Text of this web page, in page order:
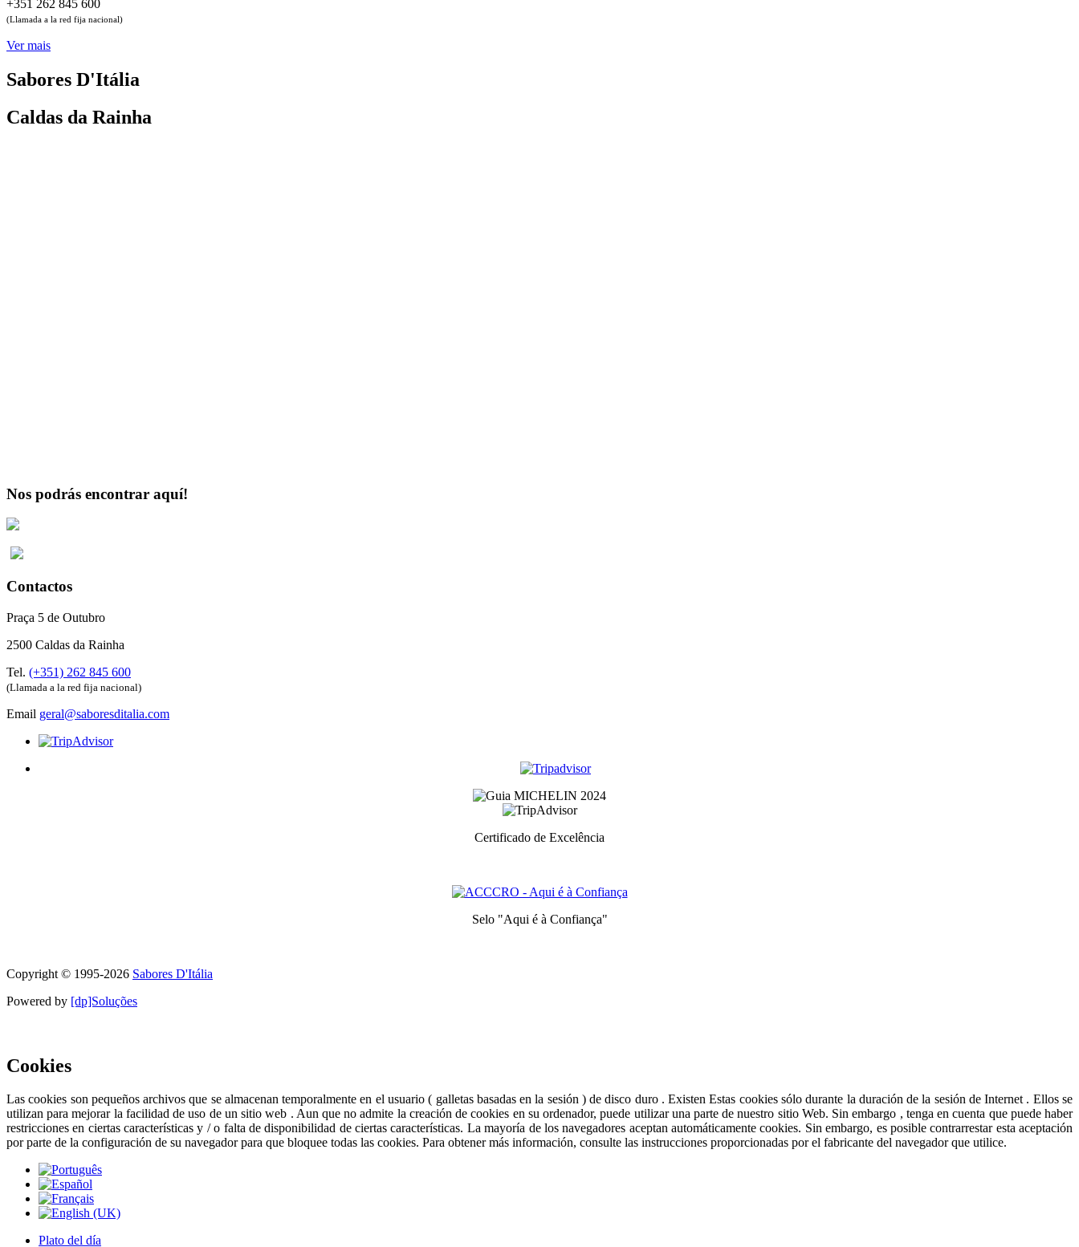
+351 262 845 600
(Llamada a la red fija nacional)
Ver mais
Sabores D'Itália
Caldas da Rainha
Nos podrás encontrar aquí!
Contactos
Praça 5 de Outubro
2500 Caldas da Rainha
Tel. (+351) 262 845 600
(Llamada a la red fija nacional)
Email geral@saboresditalia.com
Certificado de Excelência
Selo "Aqui é à Confiança"
Copyright © 1995-2026 Sabores D'Itália
Powered by [dp]Soluções
Cookies
Las cookies son pequeños archivos que se almacenan temporalmente en el usuario ( galletas basadas en la sesión ) de disco duro . Existen Estas cookies sólo durante la duración de la sesión de Internet . Ellos se
utilizan para mejorar la facilidad de uso de un sitio web . Aun que no admite la creación de cookies en su ordenador, puede utilizar una parte de nuestro sitio Web. Sin embargo , tenga en cuenta que puede haber
restricciones en ciertas características y / o falta de disponibilidad de ciertas características. La mayoría de los navegadores aceptan automáticamente cookies. Sin embargo, es posible contrarrestar esta aceptación
por parte de la configuración de su navegador para que bloquee todas las cookies. Para obtener más información, consulte las instrucciones proporcionadas por el fabricante del navegador que utilice.
Plato del día